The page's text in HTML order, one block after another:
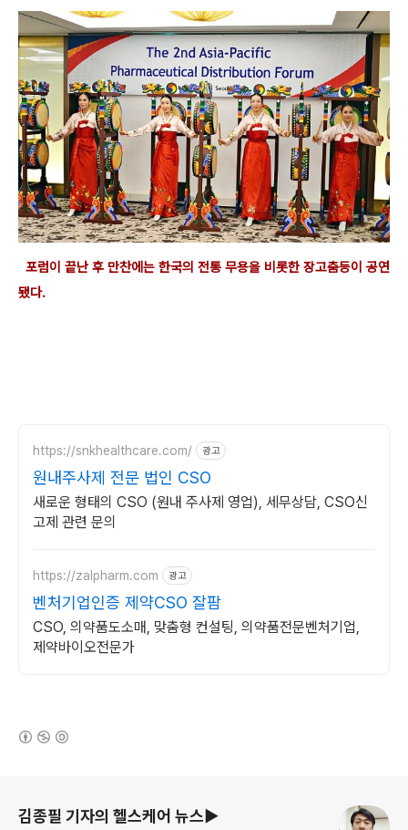
포럼이 끝난 후 만찬에는 한국의 전통 무용을 비롯한 장고춤등이 공연
됐다.
https://snkhealthcare.com/ 광고
원내주사제 전문 법인 CSO
새로운 형태의 CSO (원내 주사제 영업), 세무상담, CSO신
고제 관련 문의
https://zalpharm.com 광고
벤처기업인증 제약CSO 잘팜
CSO, 의약품도소매, 맞춤형 컨설팅, 의약품전문벤처기업,
제약바이오전문가
김종필 기자의 헬스케어 뉴스▶